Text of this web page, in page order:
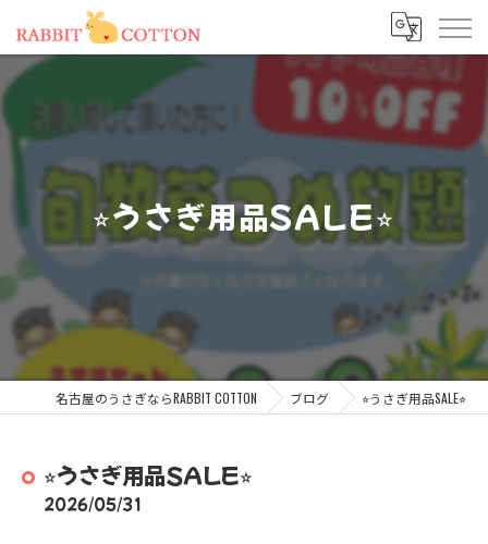
⭐︎うさぎ用品SALE⭐︎
名古屋のうさぎならRABBIT COTTON ブログ ⭐︎うさぎ用品SALE⭐︎
⭐︎うさぎ用品SALE⭐︎
2026/05/31